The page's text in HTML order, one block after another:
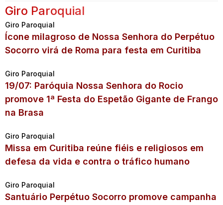
Giro Paroquial
Giro Paroquial
Ícone milagroso de Nossa Senhora do Perpétuo
Socorro virá de Roma para festa em Curitiba
Giro Paroquial
19/07: Paróquia Nossa Senhora do Rocio
promove 1ª Festa do Espetão Gigante de Frango
na Brasa
Giro Paroquial
Missa em Curitiba reúne fiéis e religiosos em
defesa da vida e contra o tráfico humano
Giro Paroquial
Santuário Perpétuo Socorro promove campanha